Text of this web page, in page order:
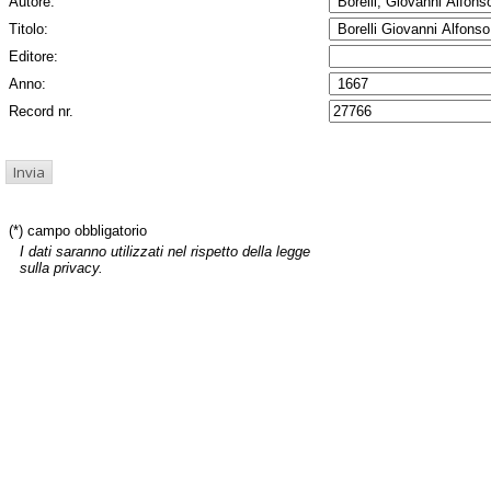
Titolo:
Editore:
Anno:
Record nr.
(*) campo obbligatorio
I dati saranno utilizzati nel rispetto della legge
sulla privacy.